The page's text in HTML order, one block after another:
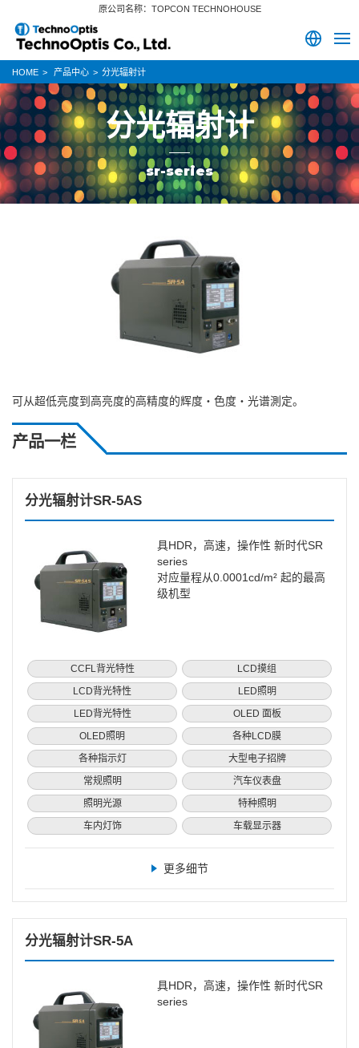
原公司名称：TOPCON TECHNOHOUSE
HOME 产品中心 分光辐射计
分光辐射计
sr-series
可从超低亮度到高亮度的高精度的辉度・色度・光谱測定。
产品一栏
分光辐射计SR-5AS
具HDR，高速，操作性 新时代SR
series
对应量程从0.0001cd/m² 起的最高
级机型
CCFL背光特性
LCD摸组
LCD背光特性
LED照明
LED背光特性
OLED 面板
OLED照明
各种LCD膜
各种指示灯
大型电子招牌
常规照明
汽车仪表盘
照明光源
特种照明
车内灯饰
车载显示器
更多细节
分光辐射计SR-5A
具HDR，高速，操作性 新时代SR
series